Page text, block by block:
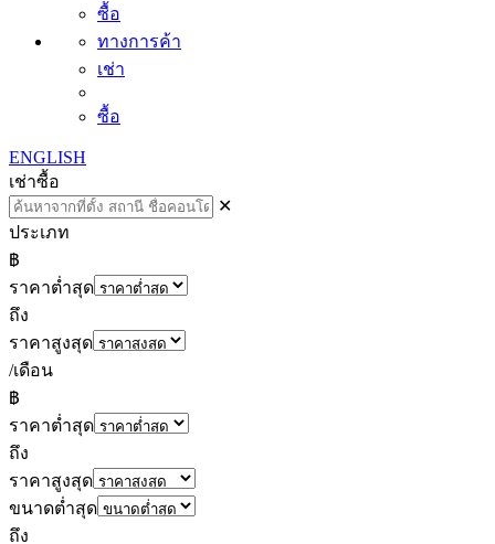
ซื้อ
ทางการค้า
เช่า
ซื้อ
ENGLISH
เช่าซื้อ
✕
ประเภท
฿
ราคาต่ำสุด
ถึง
ราคาสูงสุด
/เดือน
฿
ราคาต่ำสุด
ถึง
ราคาสูงสุด
ขนาดต่ำสุด
ถึง